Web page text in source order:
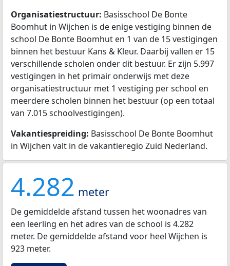
Organisatiestructuur: Basisschool De Bonte
Boomhut in Wijchen is de enige vestiging binnen de
school De Bonte Boomhut en 1 van de 15 vestigingen
binnen het bestuur Kans & Kleur. Daarbij vallen er 15
verschillende scholen onder dit bestuur. Er zijn 5.997
vestigingen in het primair onderwijs met deze
organisatiestructuur met 1 vestiging per school en
meerdere scholen binnen het bestuur (op een totaal
van 7.015 schoolvestigingen).
Vakantiespreiding: Basisschool De Bonte Boomhut
in Wijchen valt in de vakantieregio Zuid Nederland.
4.282 meter
De gemiddelde afstand tussen het woonadres van
een leerling en het adres van de school is 4.282
meter. De gemiddelde afstand voor heel Wijchen is
923 meter.